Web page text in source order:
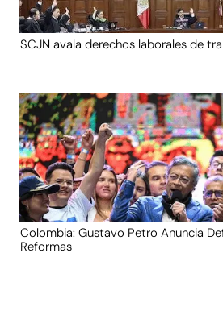
SCJN avala derechos laborales de
Colombia: Gustavo Petro Anuncia
Reformas